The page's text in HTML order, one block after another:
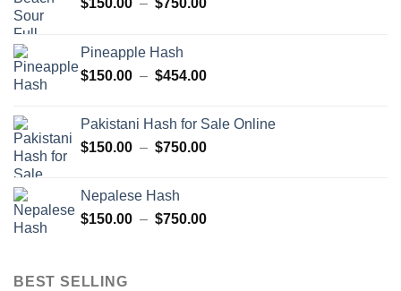
$150.00 – $750.00
à
Pineapple Hash
$150.00 – $454.00Plage
$150.00
à
Pakistani Hash for Sale Online
$150.00 – $750.00Plage
à
Nepalese Hash
$150.00 – $750.00Plage
BEST SELLING